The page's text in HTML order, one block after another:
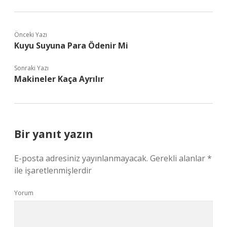
Önceki Yazı
Kuyu Suyuna Para Ödenir Mi
Sonraki Yazı
Makineler Kaça Ayrılır
Bir yanıt yazın
E-posta adresiniz yayınlanmayacak. Gerekli alanlar*
ile işaretlenmişlerdir
Yorum